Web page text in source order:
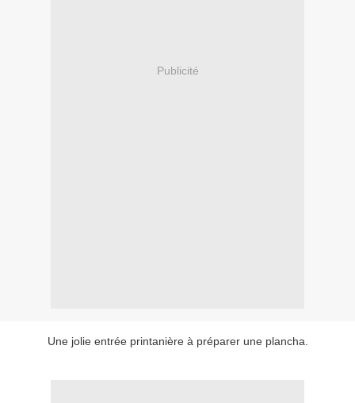
Publicité
Une jolie entrée printanière à préparer une plancha.